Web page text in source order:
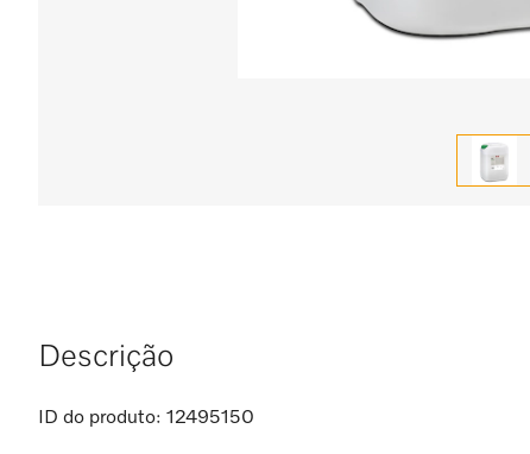
Descrição
ID do produto: 12495150